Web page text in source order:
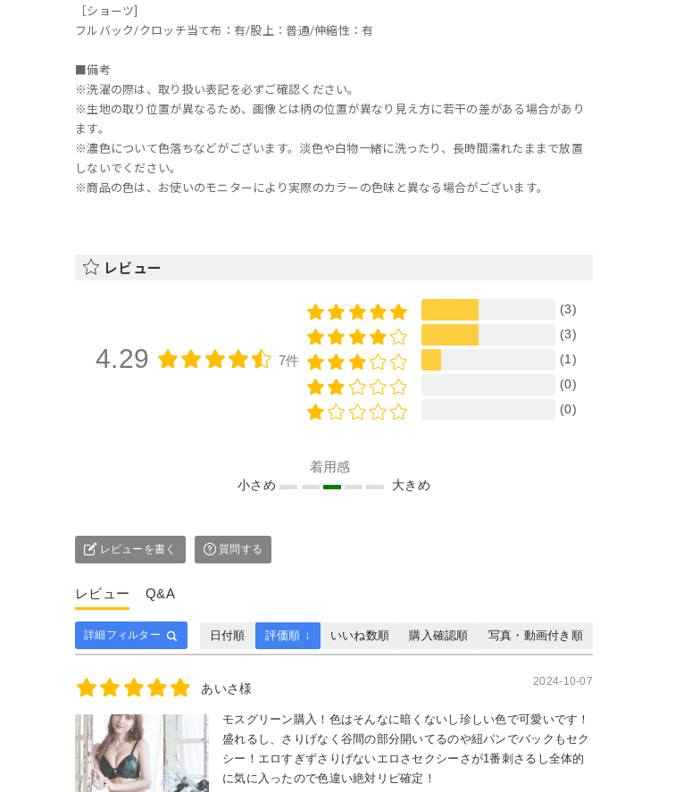
［ショーツ]
フルバック/クロッチ当て布：有/股上：普通/伸縮性：有
■備考
※洗濯の際は、取り扱い表記を必ずご確認ください。
※生地の取り位置が異なるため、画像とは柄の位置が異なり見え方に若干の差がある場合があり
ます。
※濃色について色落ちなどがございます。淡色や白物一緒に洗ったり、長時間濡れたままで放置
しないでください。
※商品の色は、お使いのモニターにより実際のカラーの色味と異なる場合がございます。
レビュー
4.29 7件
(3)
(3)
(1)
(0)
(0)
着用感
小さめ 大きめ
レビューを書く 質問する
レビュー Q&A
詳細フィルター 日付順 評価順 ↓ いいね数順 購入確認順 写真・動画付き順
あいさ様 2024-10-07
モスグリーン購入！色はそんなに暗くないし珍しい色で可愛いです！
盛れるし、さりげなく谷間の部分開いてるのや紐パンでバックもセク
シー！エロすぎずさりげないエロさセクシーさが1番刺さるし全体的
に気に入ったので色違い絶対リピ確定！